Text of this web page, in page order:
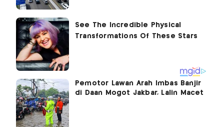
Pemotor Lawan Arah Imbas Banjir
di Daan Mogot Jakbar, Lalin Macet